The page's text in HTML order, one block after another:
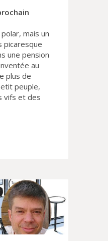
mais un
picaresque
une pension
au
plus de
peuple,
vifs et des